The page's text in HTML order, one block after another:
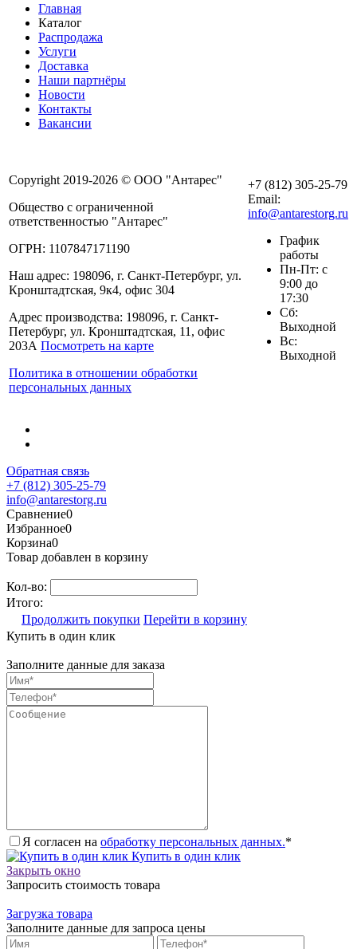
Главная
Каталог
Распродажа
Услуги
Доставка
Наши партнёры
Новости
Контакты
Вакансии
Copyright 2019-2026 © ООО "Антарес"
Общество с ограниченной
ответственностью "Антарес"
ОГРН: 1107847171190
Наш адрес: 198096, г. Санкт-Петербург, ул.
Кронштадтская, 9к4, офис 304
Адрес производства: 198096, г. Санкт-
Петербург, ул. Кронштадтская, 11, офис
203А Посмотреть на карте
Политика в отношении обработки
персональных данных
+7 (812) 305-25-79
Email:
info@antarestorg.ru
График
работы
Пн-Пт: с
9:00 до
17:30
Сб:
Выходной
Вс:
Выходной
Обратная связь
+7 (812) 305-25-79
info@antarestorg.ru
Сравнение0
Избранное0
Корзина0
Товар добавлен в корзину
Кол-во:
Итого:
Продолжить покупки Перейти в корзину
Купить в один клик
Заполните данные для заказа
Я согласен на обработку персональных данных.*
Купить в один клик
Закрыть окно
Запросить стоимость товара
Загрузка товара
Заполните данные для запроса цены